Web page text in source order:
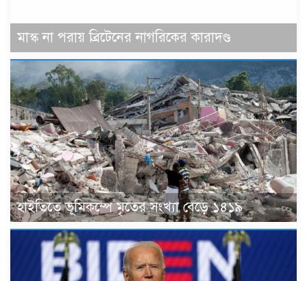
মাস্ক না পরায় ব্রিটেনের নাগরিকের কারাদণ্ড
হাইতিতে ভূমিকম্পে মৃতের সংখ্যা বেড়ে ১৪১৯